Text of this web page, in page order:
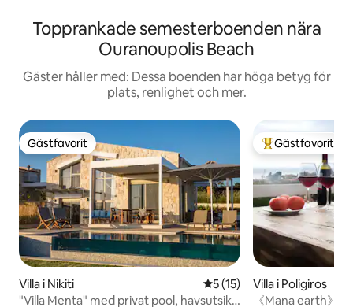
Topprankade semesterboenden nära
Ouranoupolis Beach
Gäster håller med: Dessa boenden har höga betyg för
plats, renlighet och mer.
Gästfavorit
Gästfavorit
Villa i Nikiti 5 av 5 i genomsnittligt
5 (15)
"Villa Menta" med privat pool, havsutsikt
Populär
Gästfavorit
Villa i Poligiros
《Mana earth》